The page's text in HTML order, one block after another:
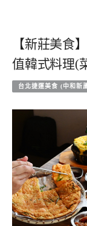
【新莊美食
值韓式料理(
台北捷運美食 (中和新